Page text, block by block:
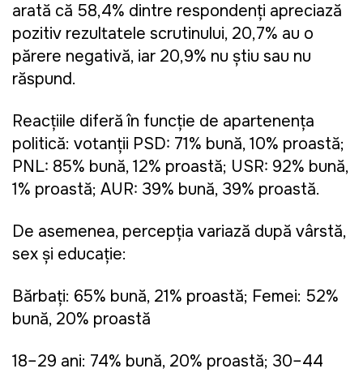
arată că 58,4% dintre respondenți apreciază
pozitiv rezultatele scrutinului, 20,7% au o
părere negativă, iar 20,9% nu știu sau nu
răspund.
Reacțiile diferă în funcție de apartenența
politică: votanții PSD: 71% bună, 10% proastă;
PNL: 85% bună, 12% proastă; USR: 92% bună,
1% proastă; AUR: 39% bună, 39% proastă.
De asemenea, percepția variază după vârstă,
sex și educație:
Bărbați: 65% bună, 21% proastă; Femei: 52%
bună, 20% proastă
18–29 ani: 74% bună, 20% proastă; 30–44